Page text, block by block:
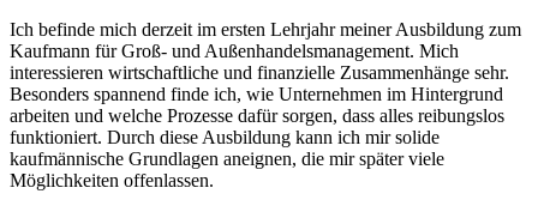
Ich befinde mich derzeit im ersten Lehrjahr meiner Ausbildung zum
Kaufmann für Groß- und Außenhandelsmanagement. Mich
interessieren wirtschaftliche und finanzielle Zusammenhänge sehr.
Besonders spannend finde ich, wie Unternehmen im Hintergrund
arbeiten und welche Prozesse dafür sorgen, dass alles reibungslos
funktioniert. Durch diese Ausbildung kann ich mir solide
kaufmännische Grundlagen aneignen, die mir später viele
Möglichkeiten offenlassen.